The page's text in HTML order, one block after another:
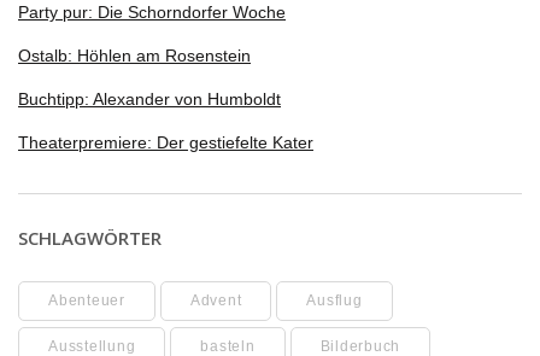
Party pur: Die Schorndorfer Woche
Ostalb: Höhlen am Rosenstein
Buchtipp: Alexander von Humboldt
Theaterpremiere: Der gestiefelte Kater
SCHLAGWÖRTER
Abenteuer Advent Ausflug
Ausstellung basteln Bilderbuch